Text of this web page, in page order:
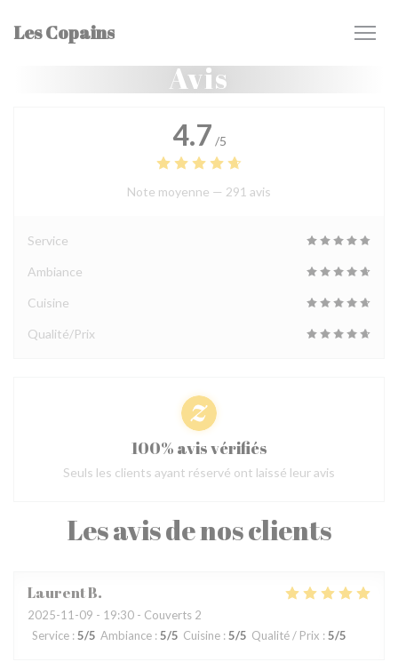
Les Copains
Avis
Les avis de nos clients
LaurentB
2025-11-09 - 19:30 - Couverts 2
Service : 5/5 Ambiance : 5/5 Cuisine : 5/5 Qualité / Prix : 5/5
4.7 /5
Note moyenne — 291 avis
Service
Ambiance
Cuisine
Qualité/Prix
100% avis vérifiés
Seuls les clients ayant réservé ont laissé leur avis